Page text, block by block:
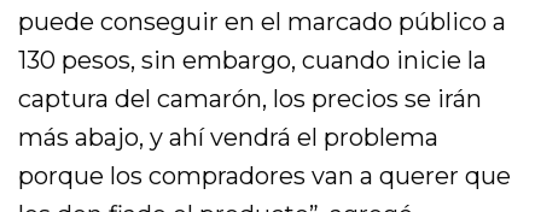
puede conseguir en el marcado público a
130 pesos, sin embargo, cuando inicie la
captura del camarón, los precios se irán
más abajo, y ahí vendrá el problema
porque los compradores van a querer que